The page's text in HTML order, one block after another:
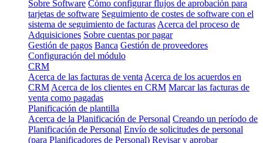
Sobre Software Cómo configurar flujos de aprobación para
tarjetas de software Seguimiento de costes de software con el
sistema de seguimiento de facturas Acerca del proceso de
Adquisiciones Sobre cuentas por pagar
Gestión de pagos Banca Gestión de proveedores
Configuración del módulo
CRM
Acerca de las facturas de venta Acerca de los acuerdos en
CRM Acerca de los clientes en CRM Marcar las facturas de
venta como pagadas
Planificación de plantilla
Acerca de la Planificación de Personal Creando un período de
Planificación de Personal Envío de solicitudes de personal
(para Planificadores de Personal) Revisar y aprobar